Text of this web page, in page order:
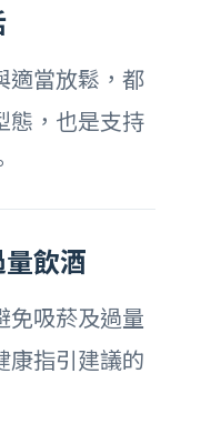
適當放鬆，都
態，也是支持
飲酒
免吸菸及過量
康指引建議的